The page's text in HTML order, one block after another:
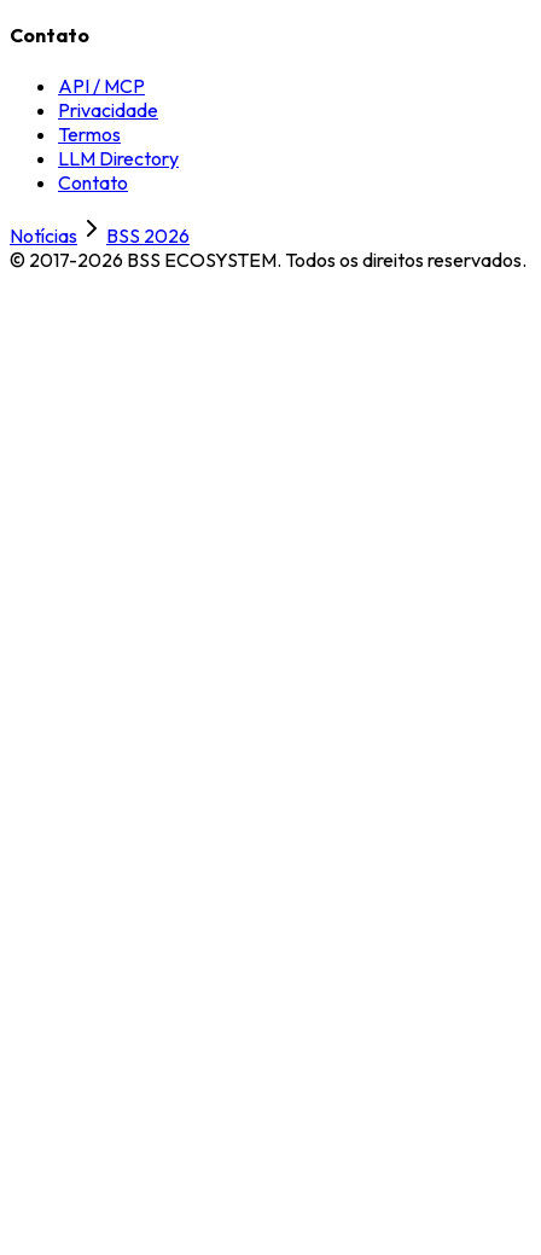
Contato
API / MCP
Privacidade
Termos
LLM Directory
Contato
Notícias
BSS 2026
© 2017-2026 BSS ECOSYSTEM. Todos os direitos reservados.